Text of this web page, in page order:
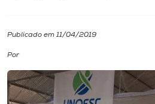
Cultura
Publicado em 11/04/2019
Por